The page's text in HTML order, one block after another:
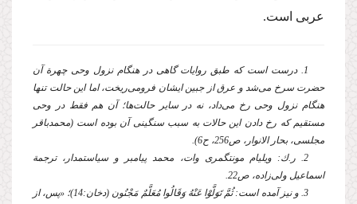
عربی است.
1. درست است كه طبق روایات گاهی در هنگام نزول وحی چهرة آن
حضرت سرخ می‌شد و عرق از جبین ایشان فرومی‌ریخت، اما این حالت تنها
هنگام نزول وحی رخ می‌داد، نه در سایر حالت‌ها؛ آن هم فقط در وحی
مستقیم كه رخ دادن این حالات به ‌سبب سنگینی آن بوده است (محمدباقر
مجلسی، بحار الانوار، ص256، ح6).
2. ر.ك: ویلیام مونتگمری وات، محمد پیامبر و سیاستمدار، ترجمة
اسماعیل ولی‌زاده، ص22.
3. و نیز آمده است: ثُمَّ تَوَلَّوْا عَنْهُ وَقَالُوا مُعَلَّمٌ مَجْنُون (دخان:14)؛ «پس، از